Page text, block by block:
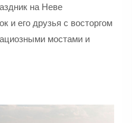
на Неве
и его друзья с восторгом
мостами и